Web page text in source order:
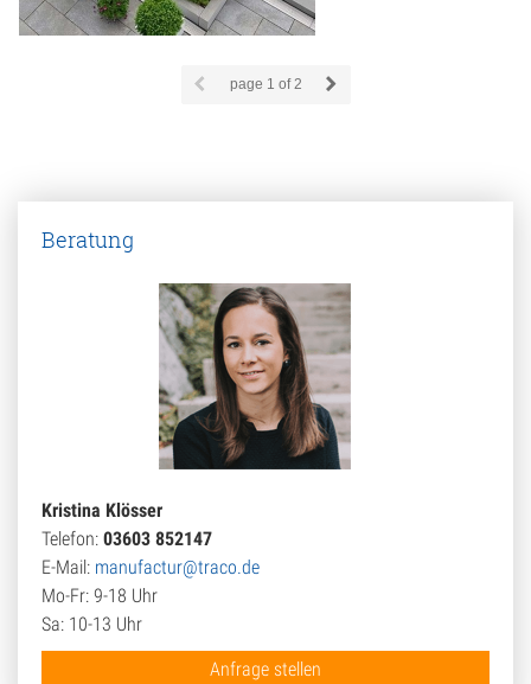
page 1 of 2
Beratung
Kristina Klösser
Telefon: 03603 852147
E-Mail: manufactur@traco.de
Mo-Fr: 9-18 Uhr
Sa: 10-13 Uhr
Anfrage stellen